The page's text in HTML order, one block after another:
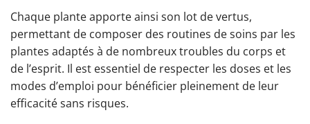
Chaque plante apporte ainsi son lot de vertus,
permettant de composer des routines de soins par les
plantes adaptés à de nombreux troubles du corps et
de l’esprit. Il est essentiel de respecter les doses et les
modes d’emploi pour bénéficier pleinement de leur
efficacité sans risques.